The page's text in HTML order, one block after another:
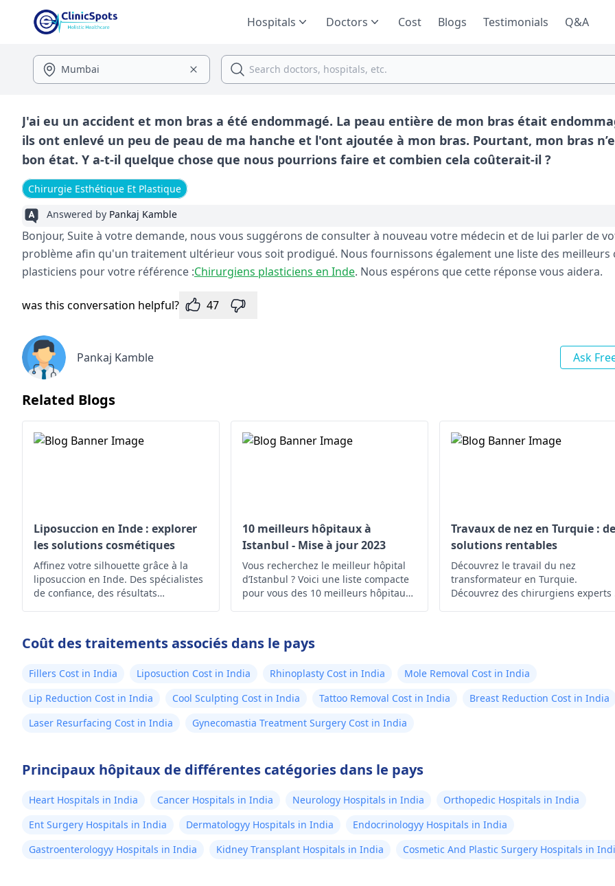
Hospitals Doctors Cost Blogs Testimonials Q&A
J'ai eu un accident et mon bras a été endommagé. La peau entière de mon bras était
ils ont enlevé un peu de peau de ma hanche et l'ont ajoutée à mon bras. Pourtant, mon bras
bon état. Y a-t-il quelque chose que nous pourrions faire et combien cela coûterait-il ?
Chirurgie Esthétique Et Plastique
Answered by Pankaj Kamble
Bonjour, Suite à votre demande, nous vous suggérons de consulter à nouveau votre médecin et de lui parler de
problème afin qu'un traitement ultérieur vous soit prodigué. Nous fournissons également une liste des meilleurs
plasticiens pour votre référence :Chirurgiens plasticiens en Inde. Nous espérons que cette réponse vous aidera.
was this conversation helpful? 47
Pankaj Kamble Ask
Related Blogs
Liposuccion en Inde : explorer
les solutions cosmétiques
Affinez votre silhouette grâce à la
liposuccion en Inde. Des spécialistes
de confiance, des résultats
10 meilleurs hôpitaux à
Istanbul - Mise à jour 2023
Vous recherchez le meilleur hôpital
d’Istanbul ? Voici une liste compacte
pour vous des 10 meilleurs hôpitaux
Travaux de nez en Turquie :
solutions rentables
Découvrez le travail du nez
transformateur en Turquie.
Découvrez des chirurgiens experts
Coût des traitements associés dans le pays
Fillers Cost in India Liposuction Cost in India Rhinoplasty Cost in India
Mole Removal Cost in India
Lip Reduction Cost in India
Cool Sculpting Cost in India Tattoo Removal Cost in India
Breast Reduction Cost in India
Laser Resurfacing Cost in India
Gynecomastia Treatment Surgery Cost in India
Principaux hôpitaux de différentes catégories dans le pays
Heart Hospitals in India Cancer Hospitals in India Neurology Hospitals in India
Orthopedic Hospitals in India
Ent Surgery Hospitals in India
Dermatologyy Hospitals in India
Endocrinologyy Hospitals in India
Gastroenterologyy Hospitals in India
Kidney Transplant Hospitals in India Cosmetic And Plastic Surgery Hospitals in